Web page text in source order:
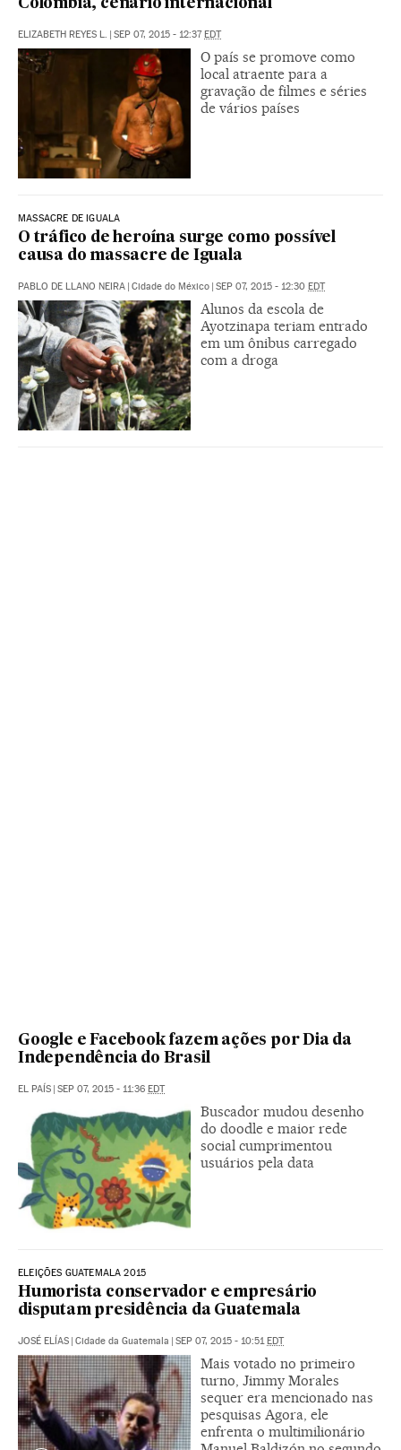
Colômbia, cenário internacional
ELIZABETH REYES L. | SEP 07, 2015 - 12:37EDT
O país se promove como
local atraente para a
gravação de filmes e séries
de vários países
MASSACRE DE IGUALA
O tráfico de heroína surge como possível
causa do massacre de Iguala
PABLO DE LLANO NEIRA | Cidade do México | SEP 07, 2015 - 12:30 EDT
Alunos da escola de
Ayotzinapa teriam entrado
em um ônibus carregado
com a droga
Google e Facebook fazem ações por Dia da
Independência do Brasil
EL PAÍS | SEP 07, 2015 - 11:36 EDT
Buscador mudou desenho
do doodle e maior rede
social cumprimentou
usuários pela data
ELEIÇÕES GUATEMALA 2015
Humorista conservador e empresário
disputam presidência da Guatemala
JOSÉ ELÍAS | Cidade da Guatemala | SEP 07, 2015 - 10:51EDT
Mais votado no primeiro
turno, Jimmy Morales
sequer era mencionado nas
pesquisas Agora, ele
enfrenta o multimilionário